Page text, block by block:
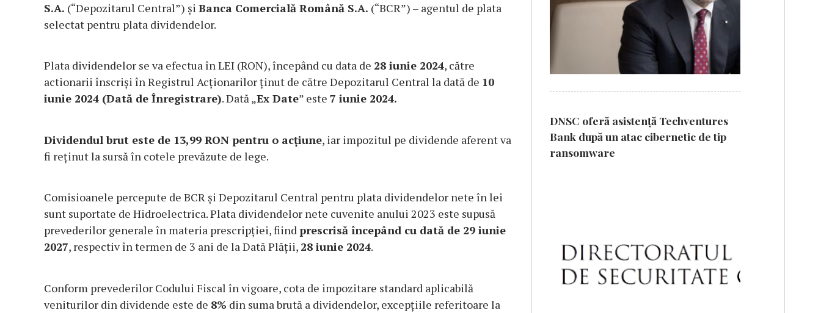
S.A. (“Depozitarul Central”) și Banca Comercială Română S.A. (“BCR”) – agentul de plata
selectat pentru plata dividendelor.
Plata dividendelor se va efectua în LEI (RON), începând cu data de 28 iunie 2024, către
actionarii înscriși în Registrul Acționarilor ținut de către Depozitarul Central la dată de 10
iunie 2024 (Dată de Înregistrare). Dată „Ex Date” este 7 iunie 2024.
Dividendul brut este de 13,99 RON pentru o acțiune, iar impozitul pe dividende aferent va
fi reținut la sursă în cotele prevăzute de lege.
Comisioanele percepute de BCR și Depozitarul Central pentru plata dividendelor nete în lei
sunt suportate de Hidroelectrica. Plata dividendelor nete cuvenite anului 2023 este supusă
prevederilor generale în materia prescripției, fiind prescrisă începând cu dată de 29 iunie
2027, respectiv în termen de 3 ani de la Dată Plății, 28 iunie 2024.
Conform prevederilor Codului Fiscal în vigoare, cota de impozitare standard aplicabilă
veniturilor din dividende este de 8% din suma brută a dividendelor, excepțiile referitoare la
DNSC oferă asistență Techventures
Bank după un atac cibernetic de tip
ransomware